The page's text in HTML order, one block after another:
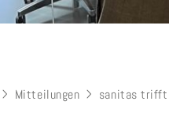
Mitteilungen sanitas trifft